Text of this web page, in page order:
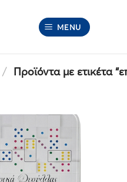
MENU
/ Προϊόντα με ετικέτα